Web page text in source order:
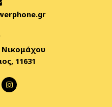
11631